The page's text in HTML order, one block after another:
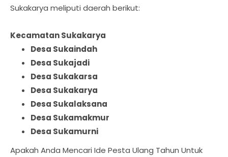
Sukakarya meliputi daerah berikut:
Kecamatan Sukakarya
Desa Sukaindah
Desa Sukajadi
Desa Sukakarsa
Desa Sukakarya
Desa Sukalaksana
Desa Sukamakmur
Desa Sukamurni
Apakah Anda Mencari Ide Pesta Ulang Tahun Untuk